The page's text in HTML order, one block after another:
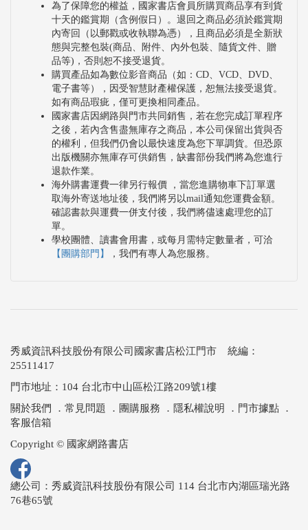
為了保障您的權益，國家書店會員所購買商品享有到貨
十天的鑑賞期（含例假日）。退回之商品必須於鑑賞期
內寄回（以郵戳或收執聯為憑），且商品必須是全新狀
態與完整包裝(商品、附件、內外包裝、隨貨文件、贈
品等)，否則恕不接受退貨。
購買產品如為數位影音商品（如：CD、VCD、DVD、
電子書等），因受智慧財產權保護，恕無法接受退貨。
如有商品瑕疵，僅可更換相同產品。
國家書店因網路與門市共同銷售，若在您完成訂單程序
之後，若內含售盡無庫存之商品，本公司保留出貨與否
的權利，但我們仍會以最快速度為您下單調貨。但恐原
出版機關亦無庫存可供銷售，缺書部份我們將為您進行
退款作業。
海外購書運費一律另行報價 ，當您進購物車下訂單選
取海外寄送地址後，我們將另以mail通知您運費金額。
確認書款與運費一併支付後，我們將儘速處理您的訂
單。
學校團體、讀書會用書，或每月需特定數量者，可洽
【團購部門】
，我們有專人為您服務。
秀威資訊科技股份有限公司國家書店松江門市 統編：
25511417
門市地址：104 台北市中山區松江路209號1樓
關於我們
． 常見問題 ． 團購服務 ． 隱私權說明 ． 門市據點 ．
客服信箱
Copyright © 國家網路書店
總公司：秀威資訊科技股份有限公司 114 台北市內湖區瑞光路
76巷65號